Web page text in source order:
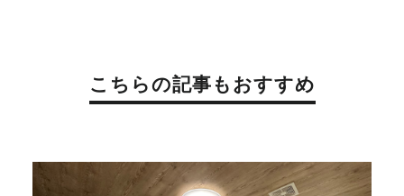
こちらの記事もおすすめ